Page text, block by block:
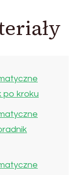
po kroku